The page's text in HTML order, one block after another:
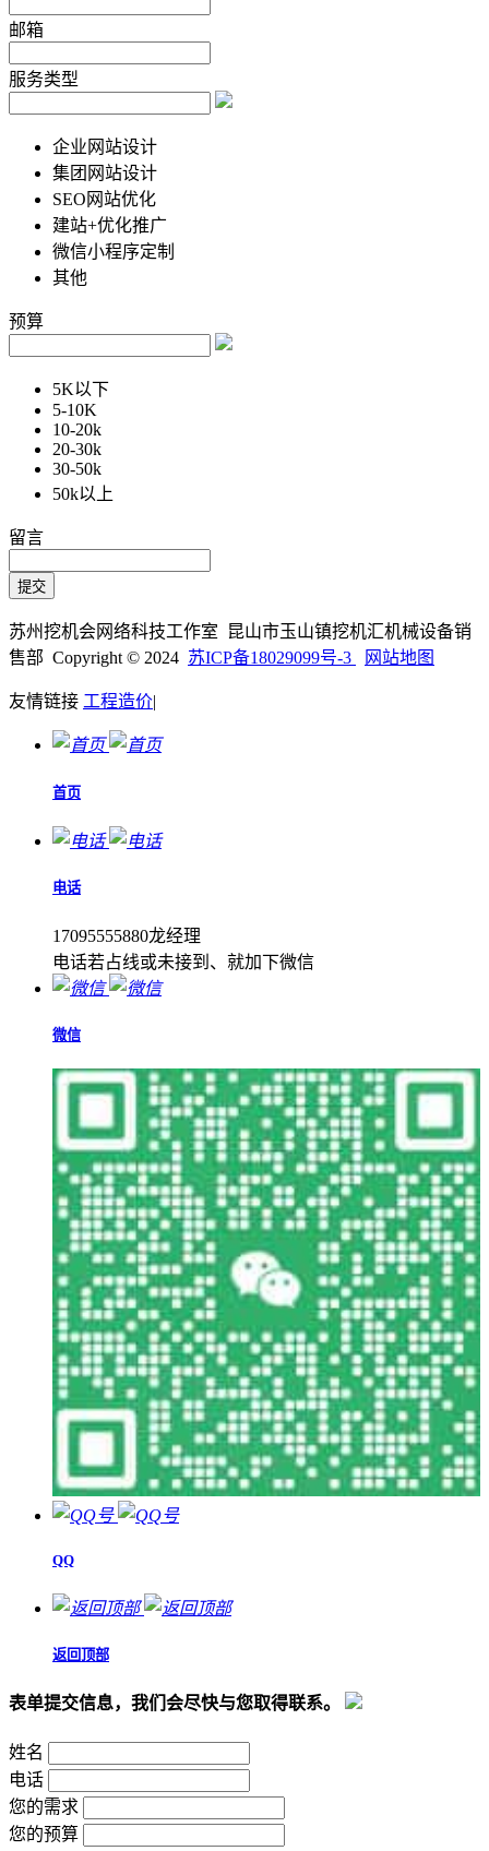
邮箱
服务类型
企业网站设计
集团网站设计
SEO网站优化
建站+优化推广
微信小程序定制
其他
预算
5K以下
5-10K
10-20k
20-30k
30-50k
50k以上
留言
苏州挖机会网络科技工作室 昆山市玉山镇挖机汇机械设备销
售部 Copyright © 2024 苏ICP备18029099号-3 网站地图
友情链接 工程造价|
首页
电话
17095555880龙经理
电话若占线或未接到、就加下微信
微信
QQ
返回顶部
表单提交信息，我们会尽快与您取得联系。
姓名
电话
您的需求
您的预算